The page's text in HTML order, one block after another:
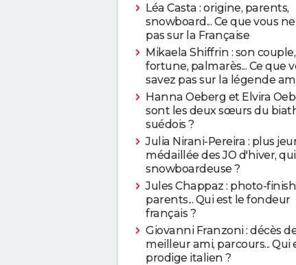
Léa Casta : origine, parents,
snowboard... Ce que vous
pas sur la Française
Mikaela Shiffrin : son couple,
fortune, palmarès... Ce que
savez pas sur la légende
Hanna Oeberg et Elvira
sont les deux sœurs du
suédois ?
Julia Nirani-Pereira : plus
médaillée des JO d'hiver,
snowboardeuse ?
Jules Chappaz : photo-
parents... Qui est le fondeur
français ?
Giovanni Franzoni : décès
meilleur ami, parcours... Qui
prodige italien ?